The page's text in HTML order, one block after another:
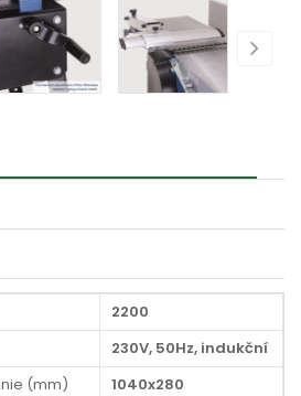
2200
230V, 50Hz, indukční
(mm)
1040x280